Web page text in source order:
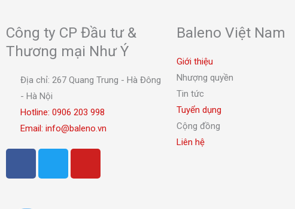
Công ty CP Đầu tư &
Thương mại Như Ý
Địa chỉ: 267 Quang Trung - Hà Đông
- Hà Nội
Hotline: 0906 203 998
Email: info@baleno.vn
Baleno Việt Nam
Giới thiệu
Nhượng quyền
Tin tức
Tuyển dụng
Cộng đồng
Liên hệ